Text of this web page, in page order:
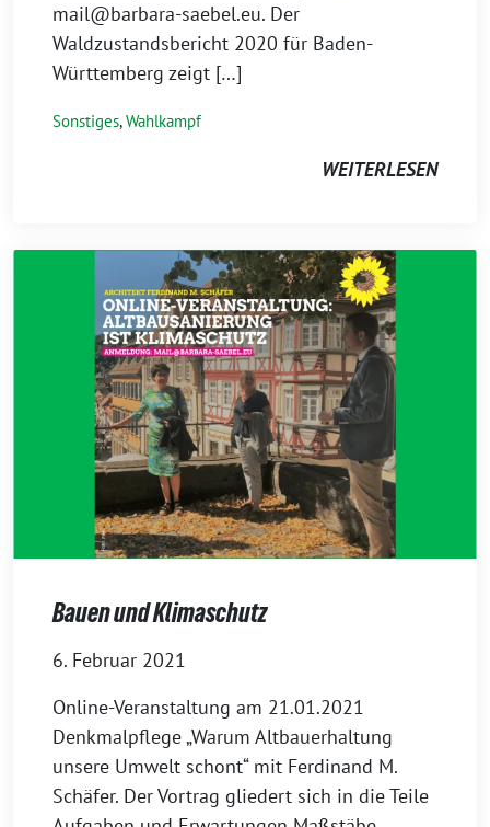
mail@barbara-saebel.eu. Der
Waldzustandsbericht 2020 für Baden-
Württemberg zeigt […]
Sonstiges,Wahlkampf
WEITERLESEN
Bauen und Klimaschutz
6. Februar 2021
Online-Veranstaltung am 21.01.2021
Denkmalpflege „Warum Altbauerhaltung
unsere Umwelt schont“ mit Ferdinand M.
Schäfer. Der Vortrag gliedert sich in die Teile